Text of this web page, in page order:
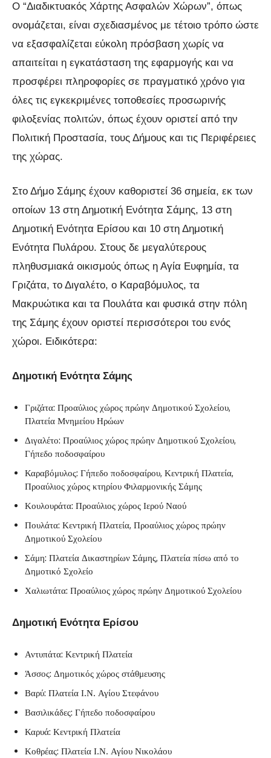
Ο “Διαδικτυακός Χάρτης Ασφαλών Χώρων”, όπως
ονομάζεται, είναι σχεδιασμένος με τέτοιο τρόπο ώστε
να εξασφαλίζεται εύκολη πρόσβαση χωρίς να
απαιτείται η εγκατάσταση της εφαρμογής και να
προσφέρει πληροφορίες σε πραγματικό χρόνο για
όλες τις εγκεκριμένες τοποθεσίες προσωρινής
φιλοξενίας πολιτών, όπως έχουν οριστεί από την
Πολιτική Προστασία, τους Δήμους και τις Περιφέρειες
της χώρας.
Στο Δήμο Σάμης έχουν καθοριστεί 36 σημεία, εκ των
οποίων 13 στη Δημοτική Ενότητα Σάμης, 13 στη
Δημοτική Ενότητα Ερίσου και 10 στη Δημοτική
Ενότητα Πυλάρου. Στους δε μεγαλύτερους
πληθυσμιακά οικισμούς όπως η Αγία Ευφημία, τα
Γριζάτα, το Διγαλέτο, ο Καραβόμυλος, τα
Μακρυώτικα και τα Πουλάτα και φυσικά στην πόλη
της Σάμης έχουν οριστεί περισσότεροι του ενός
χώροι. Ειδικότερα:
Δημοτική Ενότητα Σάμης
Γριζάτα: Προαύλιος χώρος πρώην Δημοτικού Σχολείου,
Πλατεία Μνημείου Ηρώων
Διγαλέτο: Προαύλιος χώρος πρώην Δημοτικού Σχολείου,
Γήπεδο ποδοσφαίρου
Καραβόμυλος: Γήπεδο ποδοσφαίρου, Κεντρική Πλατεία,
Προαύλιος χώρος κτηρίου Φιλαρμονικής Σάμης
Κουλουράτα: Προαύλιος χώρος Ιερού Ναού
Πουλάτα: Κεντρική Πλατεία, Προαύλιος χώρος πρώην
Δημοτικού Σχολείου
Σάμη: Πλατεία Δικαστηρίων Σάμης, Πλατεία πίσω από το
Δημοτικό Σχολείο
Χαλιωτάτα: Προαύλιος χώρος πρώην Δημοτικού Σχολείου
Δημοτική Ενότητα Ερίσου
Αντυπάτα: Κεντρική Πλατεία
Άσσος: Δημοτικός χώρος στάθμευσης
Βαρύ: Πλατεία Ι.Ν. Αγίου Στεφάνου
Βασιλικάδες: Γήπεδο ποδοσφαίρου
Καρυά: Κεντρική Πλατεία
Κοθρέας: Πλατεία Ι.Ν. Αγίου Νικολάου